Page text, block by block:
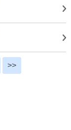
>>